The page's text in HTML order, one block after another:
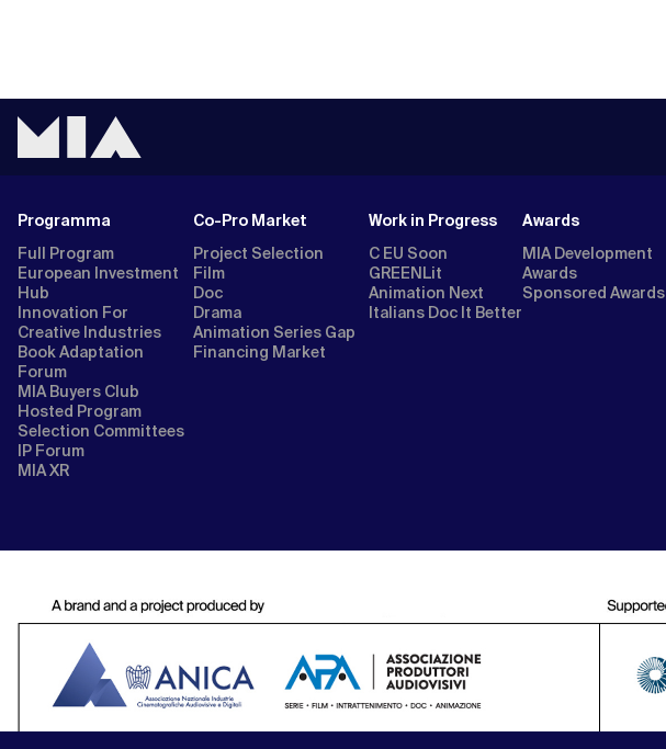
Programma
Full Program
European Investment
Hub
Innovation For
Creative Industries
Book Adaptation
Forum
MIA Buyers Club
Hosted Program
Selection Committees
IP Forum
MIA XR
Co-Pro Market
Project Selection
Film
Doc
Drama
Animation Series Gap
Financing Market
Work in Progress
C EU Soon
GREENLit
Animation Next
Italians Doc It Better
Awards
MIA Development
Awards
Sponsored Awards